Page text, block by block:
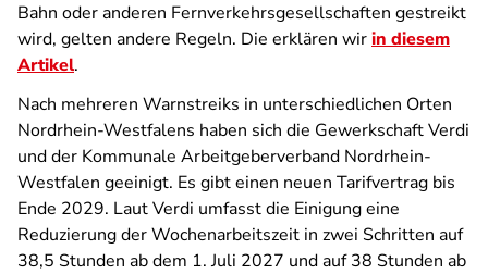
Bahn oder anderen Fernverkehrsgesellschaften gestreikt
wird, gelten andere Regeln. Die erklären wirin diesem
Artikel.
Nach mehreren Warnstreiks in unterschiedlichen Orten
Nordrhein-Westfalens haben sich die Gewerkschaft Verdi
und der Kommunale Arbeitgeberverband Nordrhein-
Westfalen geeinigt. Es gibt einen neuen Tarifvertrag bis
Ende 2029. Laut Verdi umfasst die Einigung eine
Reduzierung der Wochenarbeitszeit in zwei Schritten auf
38,5 Stunden ab dem 1. Juli 2027 und auf 38 Stunden ab